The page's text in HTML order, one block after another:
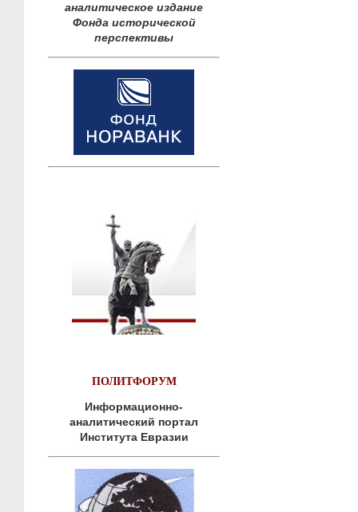
аналитическое издание
Фонда исторической
перспективы
ПОЛИТФОРУМ
Информационно-
аналитический портал
Института Евразии